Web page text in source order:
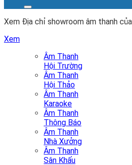
Xem Địa chỉ showroom âm thanh
Xem
Âm Thanh
Hội Trường
Âm Thanh
Hội Thảo
Âm Thanh
Karaoke
Âm Thanh
Thông Báo
Âm Thanh
Nhà Xưởng
Âm Thanh
Sân Khấu